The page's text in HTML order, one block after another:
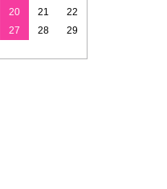
20 21
22
27 28
29